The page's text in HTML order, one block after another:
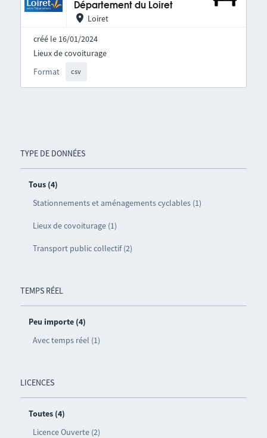
TYPE DE DONNÉES
Tous (4)
Stationnements et aménagements cyclables (1)
Lieux de covoiturage (1)
Transport public collectif (2)
TEMPS RÉEL
Peu importe (4)
Avec temps réel (1)
LICENCES
Toutes (4)
Licence Ouverte (2)
Département du Loiret
Loiret
créé le 16/01/2024
Format csv
Lieux de covoiturage